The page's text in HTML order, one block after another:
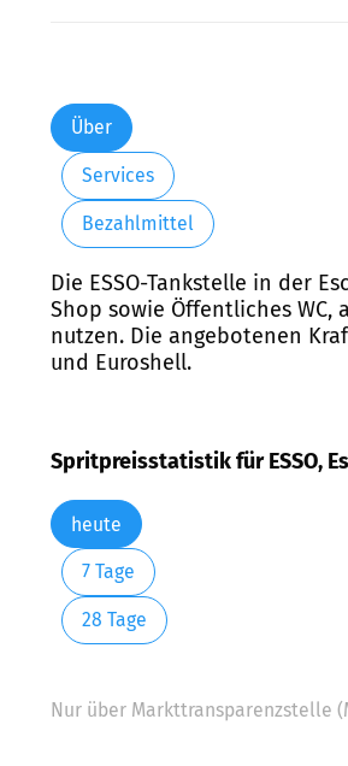
Freitag:
Samstag:
Sonntag:
Über
Services
Bezahlmittel
Die ESSO-Tankstelle in der
Shop sowie Öffentliches
nutzen. Die angebotenen
und Euroshell.
Spritpreisstatistik für ESSO,
heute
7 Tage
28 Tage
Nur über Markttransparenzstelle